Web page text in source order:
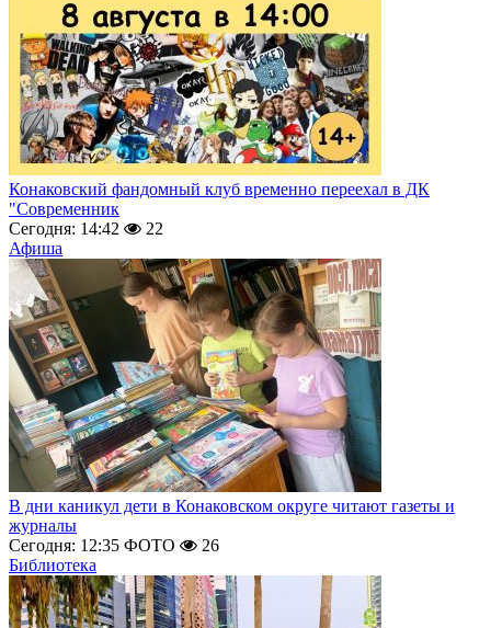
Конаковский фандомный клуб временно переехал в ДК
"Современник
Сегодня: 14:42
22
Афиша
В дни каникул дети в Конаковском округе читают газеты и
журналы
Сегодня: 12:35 ФОТО
26
Библиотека